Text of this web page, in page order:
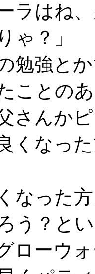
ラはね
ゃ？」
勉強と
ことの
さんか
くなっ
なった
う？と
ローウ